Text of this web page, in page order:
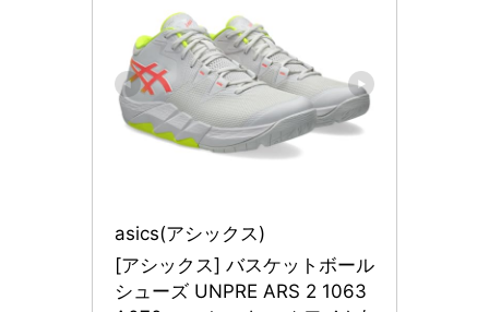
asics(アシックス)
[アシックス] バスケットボール
シューズ UNPRE ARS 2 1063